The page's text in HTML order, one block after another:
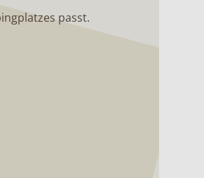
passt.